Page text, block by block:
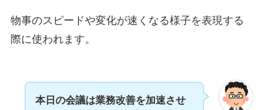
物事のスピードや変化が速くなる様子を表現する
際に使われます。
本日の会議は業務改善を加速させ